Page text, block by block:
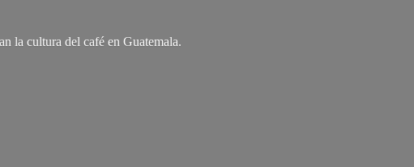
la cultura del café en Guatemala.